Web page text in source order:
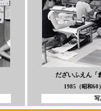
だざいふえん「
1985（昭和